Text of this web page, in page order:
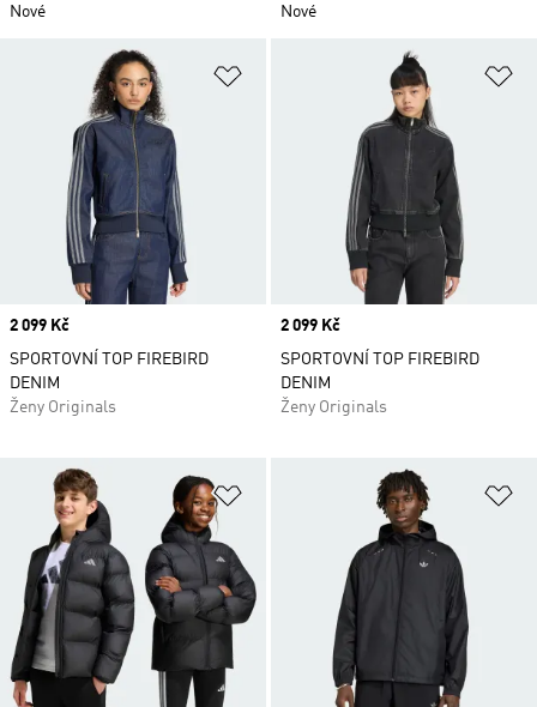
Nové
Nové
Přidat do seznamu přání
Price
2 099 Kč
SPORTOVNÍ TOP FIREBIRD
DENIM
Ženy Originals
Price
2 099 Kč
SPORTOVNÍ TOP FIREBIRD
DENIM
Ženy Originals
Přidat do seznamu přání